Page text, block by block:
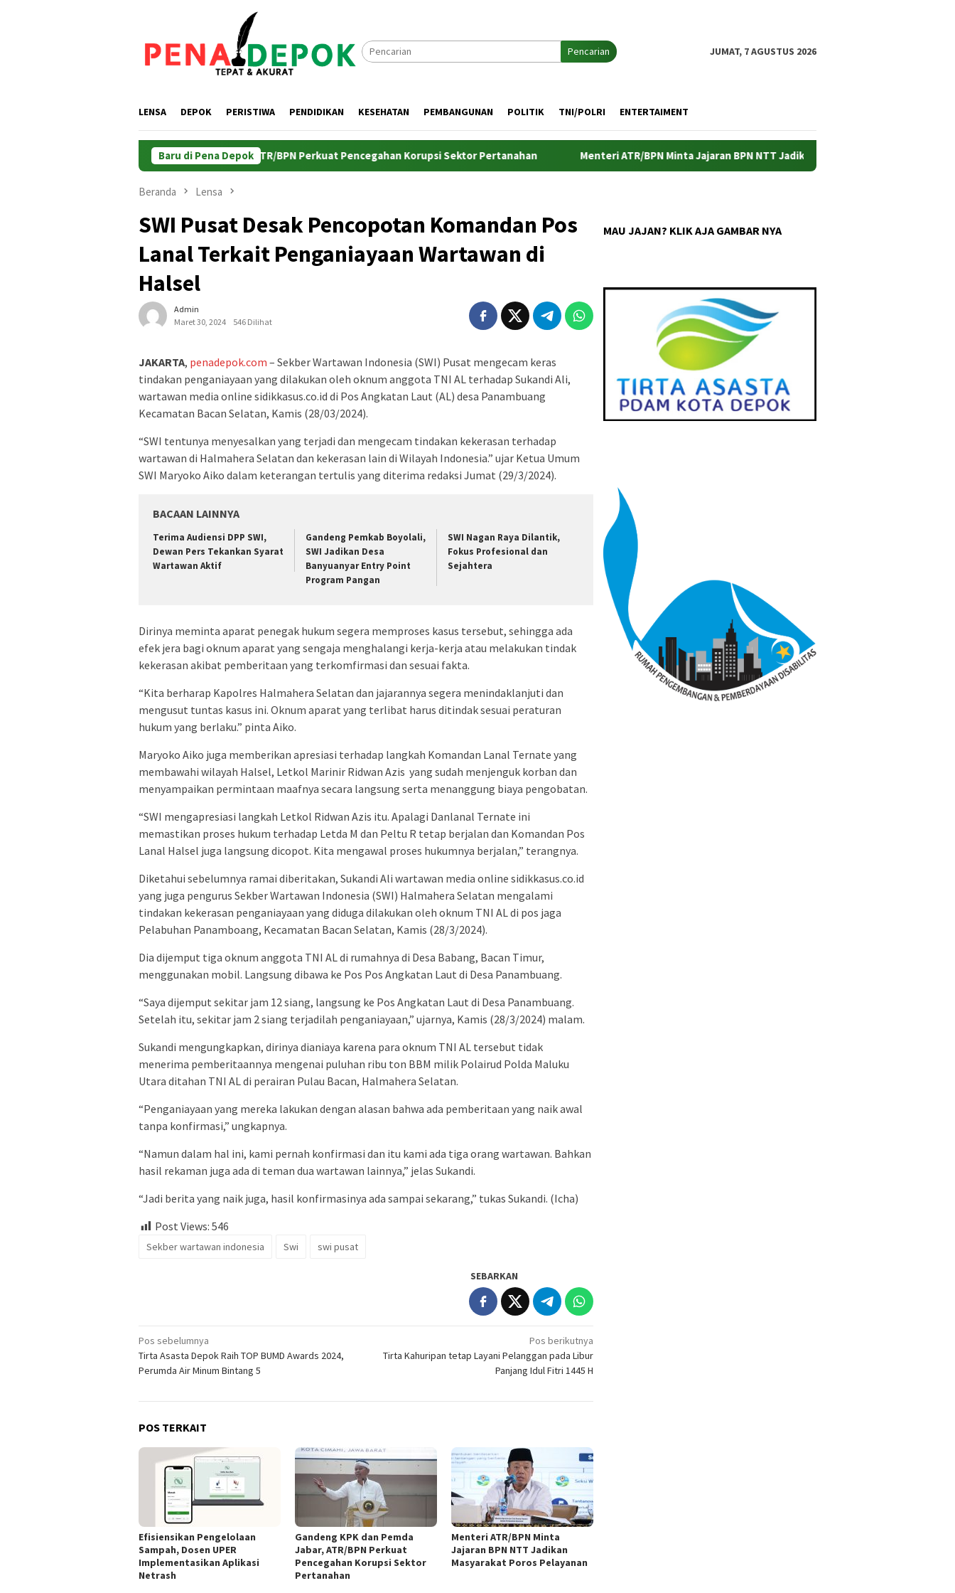
Pencarian
JUMAT, 7 AGUSTUS 2026
LENSA DEPOK PERISTIWA PENDIDIKAN KESEHATAN PEMBANGUNAN POLITIK TNI/POLRI ENTERTAIMENT
Baru di Pena Depok
Gandeng KPK dan Pemda Jabar, ATR/BPN Perkuat Pencegahan Korupsi Sektor Pertanahan Menteri ATR/BPN Minta Jajaran BPN NTT Jadikan Masyarakat Poros Pelayanan
Beranda Lensa
SWI Pusat Desak Pencopotan Komandan Pos
Lanal Terkait Penganiayaan Wartawan di
Halsel
Admin
Maret 30, 2024
546 Dilihat
JAKARTA, penadepok.com – Sekber Wartawan Indonesia (SWI) Pusat mengecam keras
tindakan penganiayaan yang dilakukan oleh oknum anggota TNI AL terhadap Sukandi Ali,
wartawan media online sidikkasus.co.id di Pos Angkatan Laut (AL) desa Panambuang
Kecamatan Bacan Selatan, Kamis (28/03/2024).
“SWI tentunya menyesalkan yang terjadi dan mengecam tindakan kekerasan terhadap
wartawan di Halmahera Selatan dan kekerasan lain di Wilayah Indonesia.” ujar Ketua Umum
SWI Maryoko Aiko dalam keterangan tertulis yang diterima redaksi Jumat (29/3/2024).
BACAAN LAINNYA
Terima Audiensi DPP SWI,
Dewan Pers Tekankan Syarat
Wartawan Aktif
Gandeng Pemkab Boyolali,
SWI Jadikan Desa
Banyuanyar Entry Point
Program Pangan
SWI Nagan Raya Dilantik,
Fokus Profesional dan
Sejahtera
Dirinya meminta aparat penegak hukum segera memproses kasus tersebut, sehingga ada
efek jera bagi oknum aparat yang sengaja menghalangi kerja-kerja atau melakukan tindak
kekerasan akibat pemberitaan yang terkomfirmasi dan sesuai fakta.
“Kita berharap Kapolres Halmahera Selatan dan jajarannya segera menindaklanjuti dan
mengusut tuntas kasus ini. Oknum aparat yang terlibat harus ditindak sesuai peraturan
hukum yang berlaku.” pinta Aiko.
Maryoko Aiko juga memberikan apresiasi terhadap langkah Komandan Lanal Ternate yang
membawahi wilayah Halsel, Letkol Marinir Ridwan Azis yang sudah menjenguk korban dan
menyampaikan permintaan maafnya secara langsung serta menanggung biaya pengobatan.
“SWI mengapresiasi langkah Letkol Ridwan Azis itu. Apalagi Danlanal Ternate ini
memastikan proses hukum terhadap Letda M dan Peltu R tetap berjalan dan Komandan Pos
Lanal Halsel juga langsung dicopot. Kita mengawal proses hukumnya berjalan,” terangnya.
Diketahui sebelumnya ramai diberitakan, Sukandi Ali wartawan media online sidikkasus.co.id
yang juga pengurus Sekber Wartawan Indonesia (SWI) Halmahera Selatan mengalami
tindakan kekerasan penganiayaan yang diduga dilakukan oleh oknum TNI AL di pos jaga
Pelabuhan Panamboang, Kecamatan Bacan Selatan, Kamis (28/3/2024).
Dia dijemput tiga oknum anggota TNI AL di rumahnya di Desa Babang, Bacan Timur,
menggunakan mobil. Langsung dibawa ke Pos Pos Angkatan Laut di Desa Panambuang.
“Saya dijemput sekitar jam 12 siang, langsung ke Pos Angkatan Laut di Desa Panambuang.
Setelah itu, sekitar jam 2 siang terjadilah penganiayaan,” ujarnya, Kamis (28/3/2024) malam.
Sukandi mengungkapkan, dirinya dianiaya karena para oknum TNI AL tersebut tidak
menerima pemberitaannya mengenai puluhan ribu ton BBM milik Polairud Polda Maluku
Utara ditahan TNI AL di perairan Pulau Bacan, Halmahera Selatan.
“Penganiayaan yang mereka lakukan dengan alasan bahwa ada pemberitaan yang naik awal
tanpa konfirmasi,” ungkapnya.
“Namun dalam hal ini, kami pernah konfirmasi dan itu kami ada tiga orang wartawan. Bahkan
hasil rekaman juga ada di teman dua wartawan lainnya,” jelas Sukandi.
“Jadi berita yang naik juga, hasil konfirmasinya ada sampai sekarang,” tukas Sukandi. (Icha)
Post Views: 546
Sekber wartawan indonesia Swi swi pusat
SEBARKAN
Navigasi
pos
Pos sebelumnya
Tirta Asasta Depok Raih TOP BUMD Awards 2024,
Perumda Air Minum Bintang 5
Pos berikutnya
Tirta Kahuripan tetap Layani Pelanggan pada Libur
Panjang Idul Fitri 1445 H
POS TERKAIT
Efisiensikan Pengelolaan
Sampah, Dosen UPER
Implementasikan Aplikasi
Netrash
Gandeng KPK dan Pemda
Jabar, ATR/BPN Perkuat
Pencegahan Korupsi Sektor
Pertanahan
Menteri ATR/BPN Minta
Jajaran BPN NTT Jadikan
Masyarakat Poros Pelayanan
MAU JAJAN? KLIK AJA GAMBAR NYA